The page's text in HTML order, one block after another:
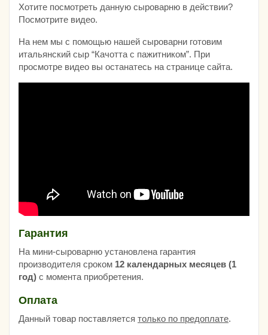
Хотите посмотреть данную сыроварню в действии?
Посмотрите видео.
На нем мы с помощью нашей сыроварни готовим
итальянский сыр “Качотта с пажитником”. При
просмотре видео вы останатесь на странице сайта.
Гарантия
На мини-сыроварню установлена гарантия
производителя сроком 12 календарных месяцев (1
год) с момента приобретения.
Оплата
Данный товар поставляется только по предоплате.